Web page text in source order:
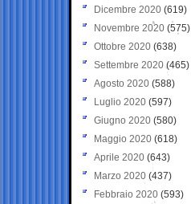
Dicembre 2020 (619)
Novembre 2020 (575)
Ottobre 2020 (638)
Settembre 2020(465)
Agosto 2020 (588)
Luglio 2020 (597)
Giugno 2020 (580)
Maggio 2020 (618)
Aprile 2020 (643)
Marzo 2020 (437)
Febbraio 2020 (593)